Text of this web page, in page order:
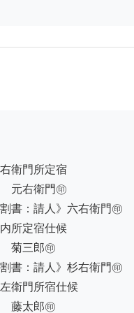
衛門所定宿
㊞
》六右衛門㊞
所定宿仕候
㊞
》杉右衛門㊞
衛門所宿仕候
㊞